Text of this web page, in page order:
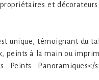
et
unique, témoignant du
peints à la main ou
Panoramiques</